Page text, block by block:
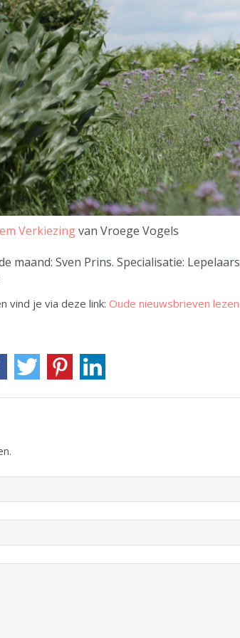
Verkiezingvan Vroege Vogels
maand: Sven Prins. Specialisatie: Lepelaars
vind je via deze link: Oude nieuwsbrieven lezen